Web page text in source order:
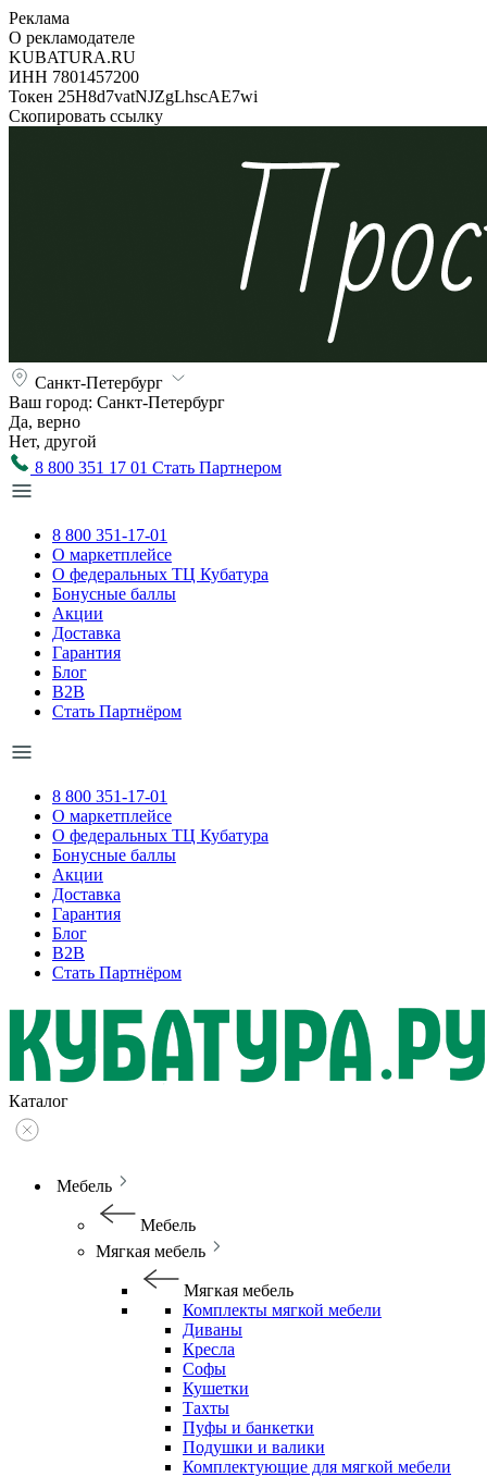
Реклама
О рекламодателе
KUBATURA.RU
ИНН 7801457200
Токен 25H8d7vatNJZgLhscAE7wi
Скопировать ссылку
Санкт-Петербург
Ваш город: Санкт-Петербург
Да, верно
Нет, другой
8 800 351 17 01 Стать Партнером
8 800 351-17-01
О маркетплейсе
О федеральных ТЦ Кубатура
Бонусные баллы
Акции
Доставка
Гарантия
Блог
B2B
Стать Партнёром
8 800 351-17-01
О маркетплейсе
О федеральных ТЦ Кубатура
Бонусные баллы
Акции
Доставка
Гарантия
Блог
B2B
Стать Партнёром
Каталог
Мебель
Мебель
Мягкая мебель
Мягкая мебель
Комплекты мягкой мебели
Диваны
Кресла
Софы
Кушетки
Тахты
Пуфы и банкетки
Подушки и валики
Комплектующие для мягкой мебели